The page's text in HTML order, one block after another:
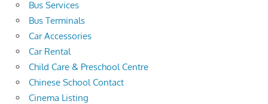
Bus Services
Bus Terminals
Car Accessories
Car Rental
Child Care & Preschool Centre
Chinese School Contact
Cinema Listing